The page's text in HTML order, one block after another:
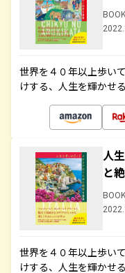
世界を４０年以上歩い
けする、人生を輝かせ
人
と
世界を４０年以上歩い
けする、人生を輝かせ